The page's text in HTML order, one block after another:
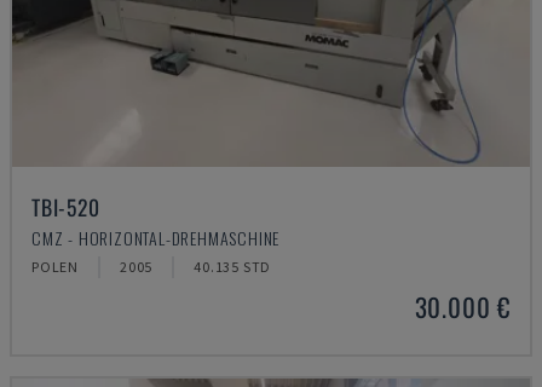
TBI-520
CMZ - HORIZONTAL-DREHMASCHINE
POLEN 2005 40.135 STD
30.000 €